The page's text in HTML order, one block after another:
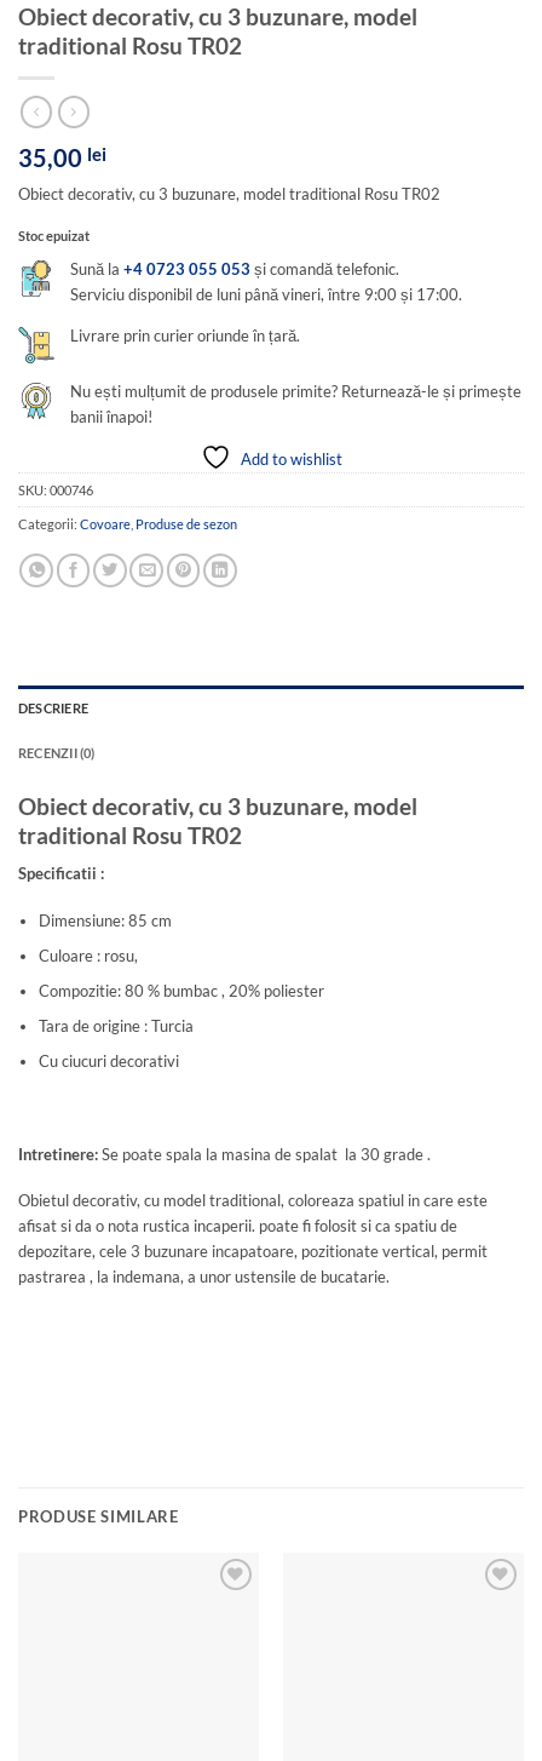
Obiect decorativ, cu 3 buzunare, model
traditional Rosu TR02
35,00 lei
Obiect decorativ, cu 3 buzunare, model traditional Rosu TR02
Stoc epuizat
Sună la+4 0723 055 053 și comandă telefonic.
Serviciu disponibil de luni până vineri, între 9:00 și 17:00.
Livrare prin curier oriunde în țară.
Nu ești mulțumit de produsele primite? Returnează-le și primește
banii înapoi!
Add to wishlist
SKU: 000746
Categorii: Covoare Produse de sezon
DESCRIERE
RECENZII (0)
Obiect decorativ, cu 3 buzunare, model
traditional Rosu TR02
Specificatii :
Dimensiune: 85 cm
Culoare : rosu,
Compozitie: 80 % bumbac , 20% poliester
Tara de origine : Turcia
Cu ciucuri decorativi
Intretinere:Se poate spala la masina de spalat la 30 grade .
Obietul decorativ, cu model traditional, coloreaza spatiul in care este
afisat si da o nota rustica incaperii. poate fi folosit si ca spatiu de
depozitare, cele 3 buzunare incapatoare, pozitionate vertical, permit
pastrarea , la indemana, a unor ustensile de bucatarie.
PRODUSE SIMILARE